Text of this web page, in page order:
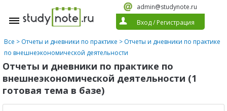
admin@studynote.ru
Вход/ Регистрация
Все > Отчеты и дневники по практике > Отчеты и дневники по практике
по внешнеэкономической деятельности
Отчеты и дневники по практике по
внешнеэкономической деятельности (1
готовая тема в базе)